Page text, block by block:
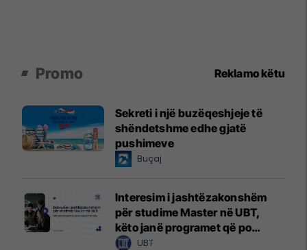
Promo Reklamo këtu
Sekreti i një buzëqeshjeje të
shëndetshme edhe gjatë
pushimeve
Buçaj
Interesim i jashtëzakonshëm
për studime Master në UBT,
këto janë programet që po
zgjedhin të rinjtë
UBT